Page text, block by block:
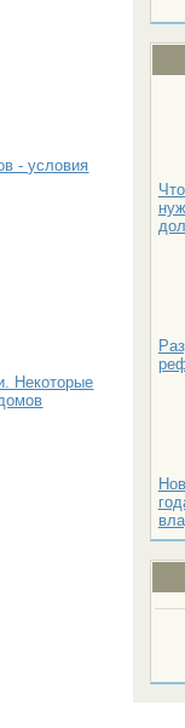
- условия
Некоторые